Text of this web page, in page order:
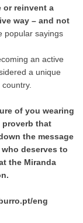
or reinvent a
way – and not
popular sayings
an active
a unique
of you wearing
that
the message
deserves to
the Miranda
eng